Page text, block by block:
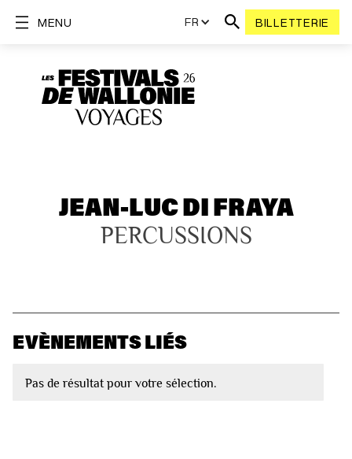
FR BILLETTERIE
MENU
JEAN-LUC DI FRAYA
PERCUSSIONS
EVÈNEMENTS LIÉS
Pas de résultat pour votre sélection.